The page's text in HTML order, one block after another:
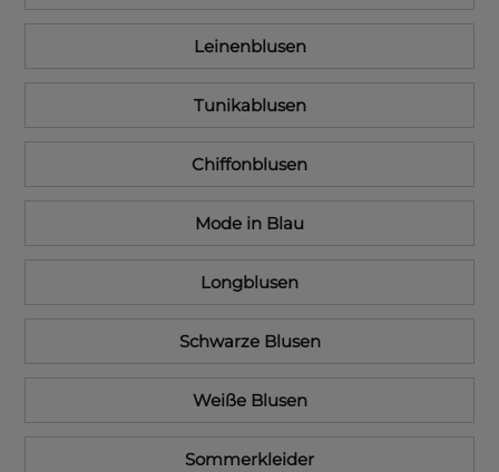
Leinenblusen
Tunikablusen
Chiffonblusen
Mode in Blau
Longblusen
Schwarze Blusen
Weiße Blusen
Sommerkleider